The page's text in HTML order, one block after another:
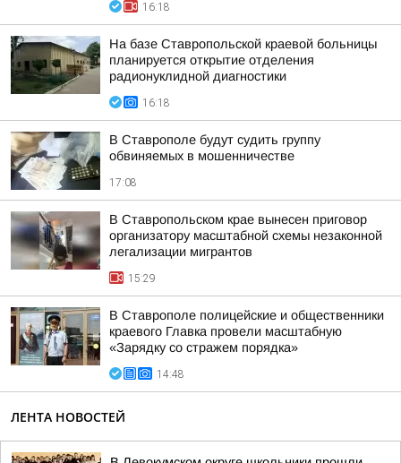
16:18
На базе Ставропольской краевой больницы
планируется открытие отделения
радионуклидной диагностики
16:18
В Ставрополе будут судить группу
обвиняемых в мошенничестве
17:08
В Ставропольском крае вынесен приговор
организатору масштабной схемы незаконной
легализации мигрантов
15:29
В Ставрополе полицейские и общественники
краевого Главка провели масштабную
«Зарядку со стражем порядка»
14:48
ЛЕНТА НОВОСТЕЙ